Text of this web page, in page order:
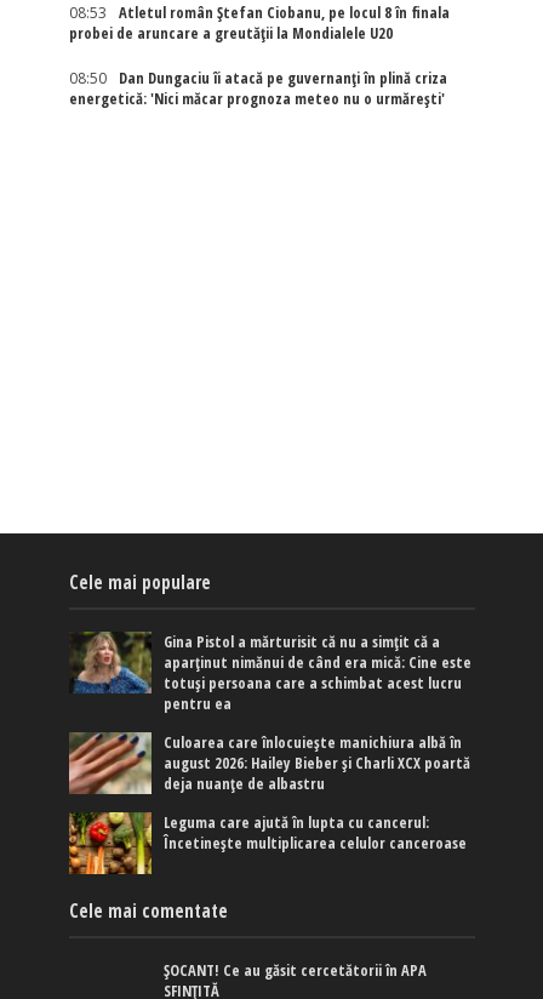
08:53
Atletul român Ștefan Ciobanu, pe locul 8 în finala
probei de aruncare a greutății la Mondialele U20
08:50
Dan Dungaciu îi atacă pe guvernanți în plină criza
energetică: 'Nici măcar prognoza meteo nu o urmărești'
Cele mai populare
Gina Pistol a mărturisit că nu a simțit că a
aparținut nimănui de când era mică: Cine este
totuși persoana care a schimbat acest lucru
pentru ea
Culoarea care înlocuiește manichiura albă în
august 2026: Hailey Bieber și Charli XCX poartă
deja nuanțe de albastru
Leguma care ajută în lupta cu cancerul:
Încetinește multiplicarea celulor canceroase
Cele mai comentate
ȘOCANT! Ce au găsit cercetătorii în APA
SFINȚITĂ